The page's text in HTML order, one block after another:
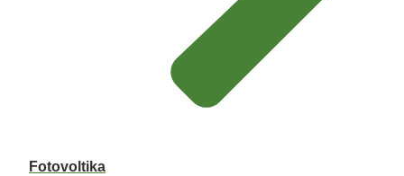
Fotovoltika